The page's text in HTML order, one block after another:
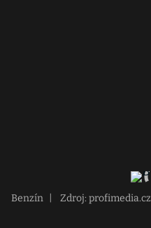
Benzín Zdroj: profimedia.cz